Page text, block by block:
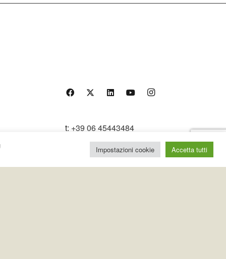
t: +39 06 45443484
+39 393 9922813
info@anab.it
anab@pec.anab.it
Impostazioni cookie Accetta tutti